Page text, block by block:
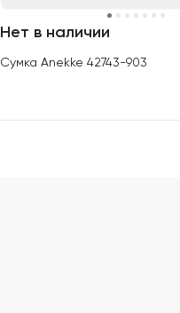
Нет в наличии
Сумка Anekke 42743-903